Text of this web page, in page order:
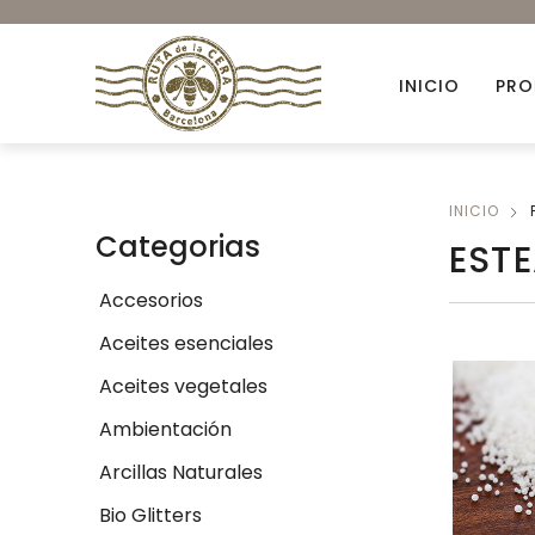
INICIO
Colorantes orgánicos
Envases para Velas
Categorias
Accesorios
Aceites esenciales
Aceites vegetales
Ambientación
Arcillas Naturales
Bio Glitters
INICIO